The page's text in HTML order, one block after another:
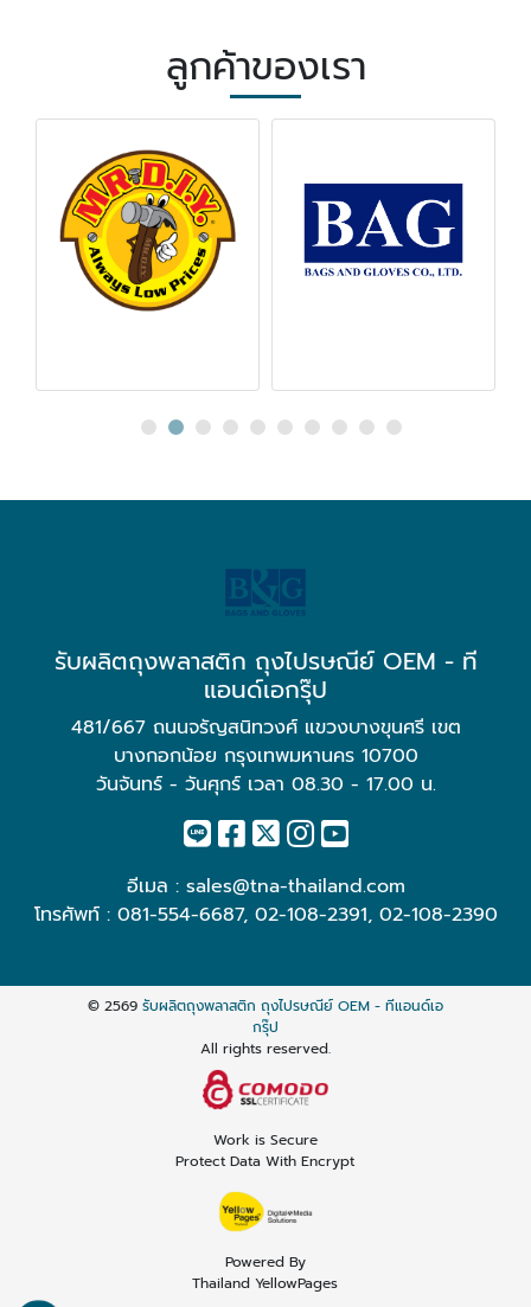
ลูกค้าของเรา
รับผลิตถุงพลาสติก ถุงไปรษณีย์ OEM - ที
แอนด์เอกรุ๊ป
481/667 ถนนจรัญสนิทวงศ์ แขวงบางขุนศรี เขต
บางกอกน้อย กรุงเทพมหานคร 10700
วันจันทร์ - วันศุกร์ เวลา 08.30 - 17.00 น.
อีเมล : sales@tna-thailand.com
โทรศัพท์ : 081-554-6687, 02-108-2391, 02-108-2390
© 2569 รับผลิตถุงพลาสติก ถุงไปรษณีย์ OEM - ทีแอนด์เอ
กรุ๊ป
All rights reserved.
Work is Secure
Protect Data With Encrypt
Powered By
Thailand YellowPages